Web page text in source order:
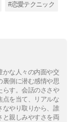
#恋愛テクニック
かな人々の内面や交
裏側に潜む感情や思
らす。会話のささや
点を当て、リアルな
なやり取りから、誰
と親しみやすさを両